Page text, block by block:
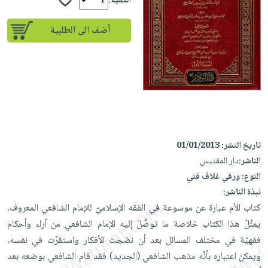
Ai
إختيارات
كتب
أكاديمية
صندوق
بلا
حدود
أسئلة
يتكرر
طرحها
Android
تحميل
iKitab
على
Apple
أسئلة
يتكرر
طرحها
تحميل
masmu3
على
masmu3
على
Apple
المواضيع
الأكثر
مبيعاً
وسائل
تعليمية
جوائز
تعليمية
الصحة
والعناية
الشخصية
جديد
أجهزة
العناية
الشخصية
العناية
وتصفيف
الشعر
العناية
بالجسم
المطبخ
والسفرة
جديد
الكل
أواني
الطهي
أدوات
متجر
الهدايا
أقسام
أضف الى الطلبية
تاريخ النشر:01/01/2013
الناشر:دار المقتبس
النوع:ورقي غلاف فني
نبذة الناشر:
كتاب الأم عبارة عن موسوعة في الفقه الإسلاميّ للإمام الشافعي المعروف،
يمثِّلُ هذا الكتاب خلاصة ما توصَّلَ إليه الإمام الشافعي من آراء وأحكام
فقهيّة في مختلف المسائل بعد أن نضجت الأفكار واستقرّت في نفسه،
ويمكن اعتباره بأنَّه مذهب الشافعي (الجديد) فقد قام الشافعي بوضعه بعد